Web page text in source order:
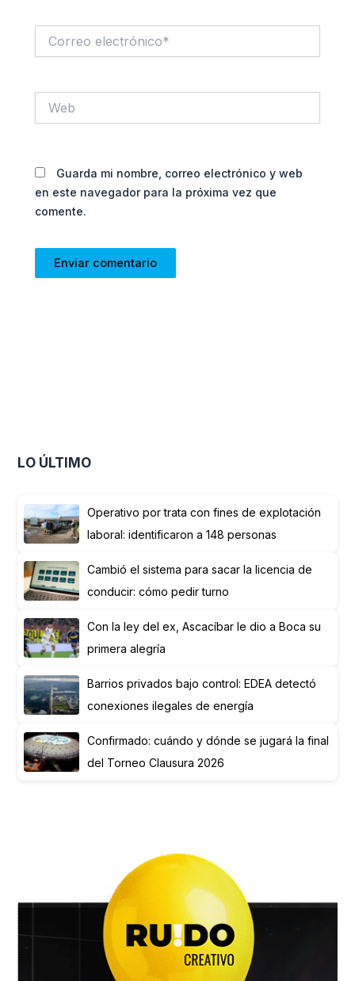
electrónico*
Guarda mi nombre, correo electrónico y web
en este navegador para la próxima vez que
comente.
LO ÚLTIMO
Operativo por trata con fines de explotación
laboral: identificaron a 148 personas
Cambió el sistema para sacar la licencia de
conducir: cómo pedir turno
Con la ley del ex, Ascacíbar le dio a Boca su
primera alegría
Barrios privados bajo control: EDEA detectó
conexiones ilegales de energía
Confirmado: cuándo y dónde se jugará la final
del Torneo Clausura 2026